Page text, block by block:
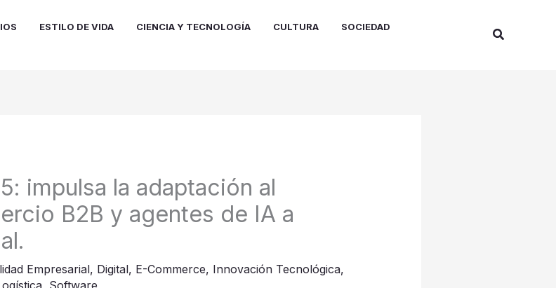
ESTILO DE VIDA CIENCIA Y TECNOLOGÍA CULTURA
SOCIEDAD
Buscar
impulsa la adaptación al
B2B y agentes de IA a
Empresarial, Digital, E-Commerce, Innovación Tecnológica,